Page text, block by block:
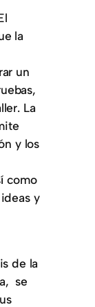
la
un
La
y los
como
y
de la
se